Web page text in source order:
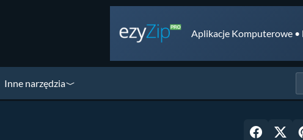
Aplikacje Komputerowe •
Inne narzędzia